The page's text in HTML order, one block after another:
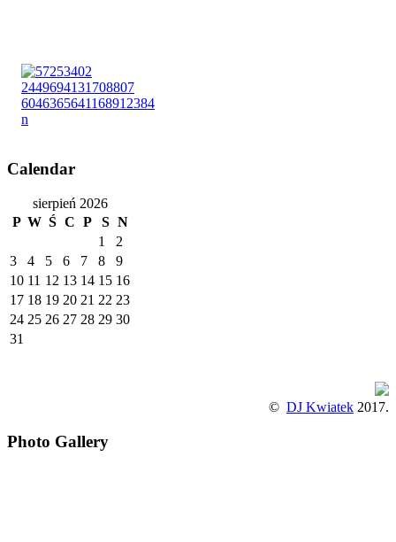
Calendar
sierpień 2026
P W Ś C P S N
1
2
3
4 5 6 7 8
9
10 11 12 13 14 15 16
17 18 19 20 21 22 23
24 25 26 27 28 29 30
31
© DJ Kwiatek 2017.
Photo Gallery